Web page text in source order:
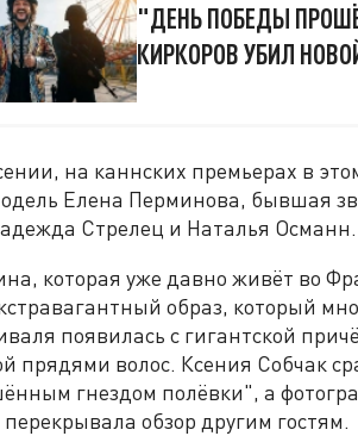
"ДЕНЬ ПОБЕДЫ
КИРКОРОВ УБИЛ
на каннских премьерах в
Елена Перминова, бывшая
Стрелец и Наталья Османн.
которая уже давно живёт во
образ, который
появилась с гигантской
прядями волос. Ксения Собчак
гнездом полёвки", а
обзор другим гостям.